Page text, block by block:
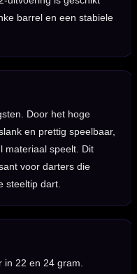
barrel en een stabiele
Door het hoge
en prettig speelbaar,
materiaal speelt. Dit
voor darters die
steeltip dart.
22 en 24 gram.